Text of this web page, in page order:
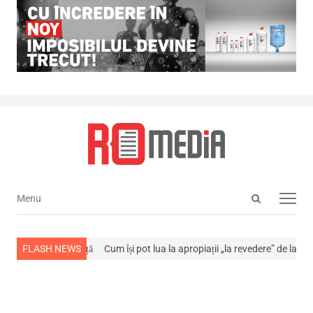
Open
Menu
Menu
FLASH NEWS
din viață Cum își pot lua la apropiații „la revedere” de la… NEWS